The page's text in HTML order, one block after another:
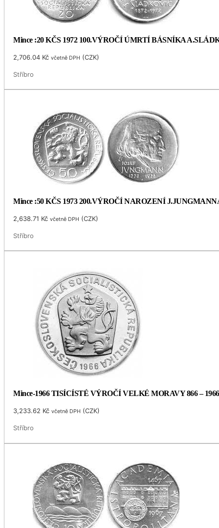
Mince :20 KČS 1972 100.VÝROČÍ ÚMRTÍ BÁSNÍKA
2,706.04 Kč včetně DPH (CZK)
Stříbro
Mince :50 KČS 1973 200.VÝROČÍ NAROZENÍ
2,638.71 Kč včetně DPH (CZK)
Stříbro
Mince-1966 TISÍCÍSTÉ VÝROČÍ VELKÉ MORAVY 866 – 1966
3,233.62 Kč včetně DPH (CZK)
Stříbro